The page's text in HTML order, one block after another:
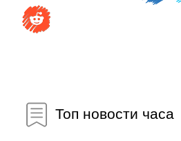
Топ новости часа